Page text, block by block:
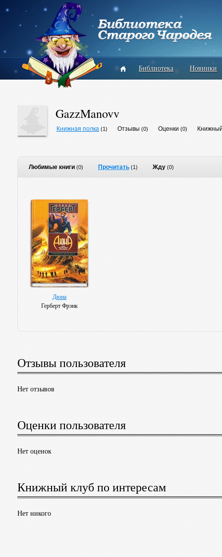
Библиотека Новинки
GazzManovv
Книжная полка (1) Отзывы (0) Оценки (0)
Любимые книги (0) Прочитать (1) Жду (0)
Дюна
Герберт Фрэнк
Отзывы пользователя
Нет отзывов
Оценки пользователя
Нет оценок
Книжный клуб по интересам
Нет никого